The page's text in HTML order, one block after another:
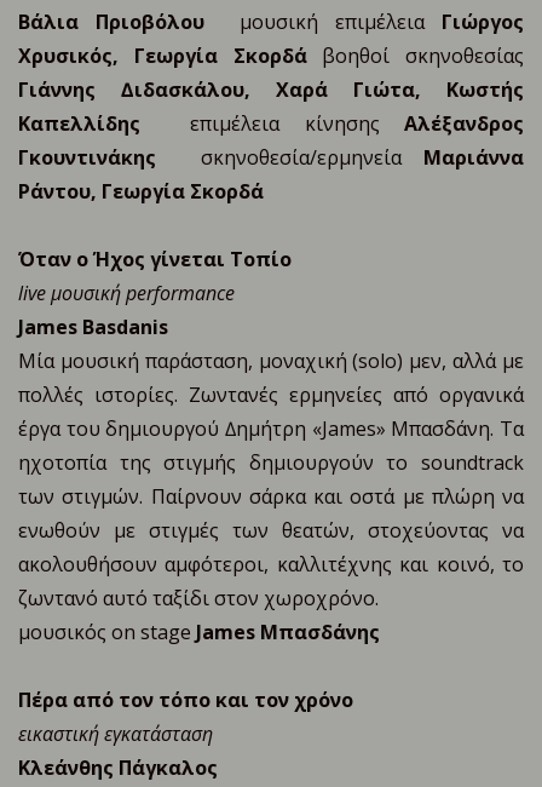
Βάλια Πριοβόλου
μουσική επιµέλεια Γιώργος
Χρυσικός, Γεωργία Σκορδά
βοηθοί σκηνοθεσίας
Γιάννης ∆ιδασκάλου, Χαρά Γιώτα, Κωστής
Καπελλίδης
επιµέλεια κίνησης Αλέξανδρος
Γκουντινάκης
σκηνοθεσία/ερμηνεία Μαριάννα
Ράντου, Γεωργία Σκορδά
Όταν ο Ήχος γίνεται Τοπίο
live μουσική performance
James Basdanis
Μία μουσική παράσταση, μοναχική (solo) μεν, αλλά με
πολλές ιστορίες. Ζωντανές ερμηνείες από οργανικά
έργα του δημιουργού ∆ημήτρη «James» Μπασδάνη. Τα
ηχοτοπία της στιγμής δημιουργούν το soundtrack
των στιγμών. Παίρνουν σάρκα και οστά με πλώρη να
ενωθούν με στιγμές των θεατών, στοχεύοντας να
ακολουθήσουν αμφότεροι, καλλιτέχνης και κοινό, το
ζωντανό αυτό ταξίδι στον χωροχρόνο.
μουσικός on stage James Μπασδάνης
Πέρα από τον τόπο και τον χρόνο
εικαστική εγκατάσταση
Κλεάνθης Πάγκαλος